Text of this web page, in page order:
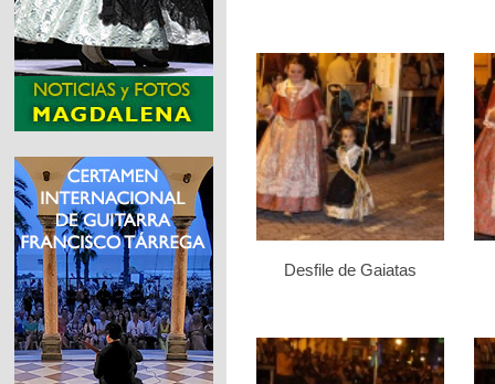
Desfile de Gaiatas